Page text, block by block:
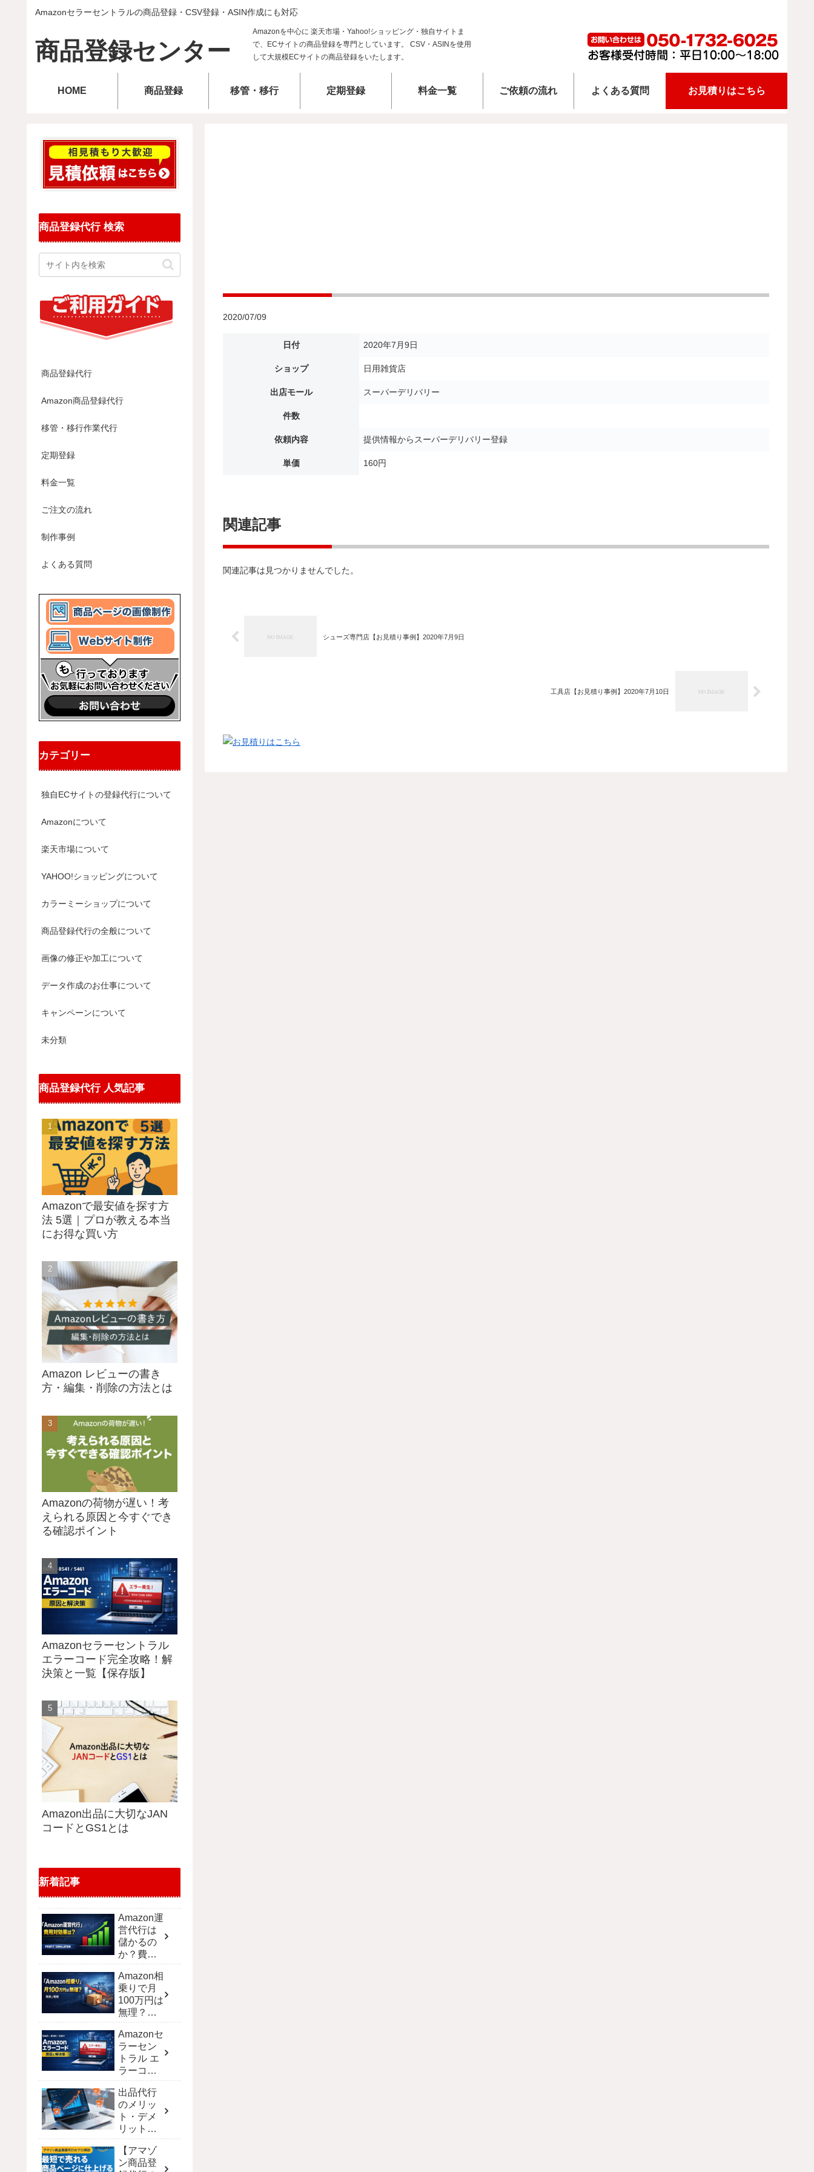
Amazonセラーセントラルの商品登録・CSV登録・ASIN作成にも対応
商品登録センター
HOME 商品登録 移管・移行 定期登録 料金一覧 ご依頼の流れ よくある質問 お見積りはこちら
2020/07/09
日付 2020年7月9日
ショップ 日用雑貨店
出店モール スーパーデリバリー
件数
依頼内容 提供情報からスーパーデリバリー登録
単価 160円
関連記事
関連記事は見つかりませんでした。
シューズ専門店【お見積り事例】2020年7月9日
工具店【お見積り事例】2020年7月10日
商品登録代行 検索
商品登録代行
Amazon商品登録代行
移管・移行作業代行
定期登録
料金一覧
ご注文の流れ
制作事例
よくある質問
カテゴリー
独自ECサイトの登録代行について
Amazonについて
楽天市場について
YAHOO!ショッピングについて
カラーミーショップについて
商品登録代行の全般について
画像の修正や加工について
データ作成のお仕事について
キャンペーンについて
未分類
商品登録代行 人気記事
Amazonで最安値を探す方
法 5選｜プロが教える本当
にお得な買い方
Amazon レビューの書き
方・編集・削除の方法とは
Amazonの荷物が遅い！考
えられる原因と今すぐでき
る確認ポイント
Amazonセラーセントラル
エラーコード完全攻略！解
決策と一覧【保存版】
Amazon出品に大切なJAN
コードとGS1とは
新着記事
Amazon運
営代行は
儲かるの
か？費用
シミュレ
ーション
で徹底解
剖
Amazon相
乗りで月
100万円は
無理？現
する戦略
Amazonセ
ラーセン
トラル エ
ラーコー
略！解決
策と一覧
【保存
版】
出品代行
のメリッ
ト・デメ
リット｜
別の費用
と選び方
【アマゾ
ン商品登